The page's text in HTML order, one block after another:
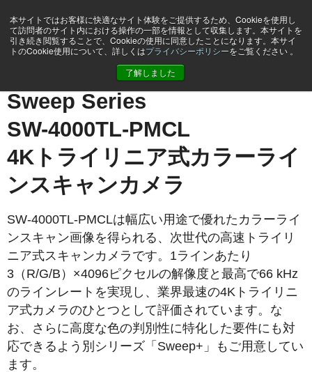
本サイトではお客様に快適なサイト体験をご提供するため、Cookieを使用し
て訪問者のサイト内における操作の一部を情報として収集します。本サイトを
引き続き閲覧することで、Cookieの使用に同意したことになります。本サイ
トのCookie使用について、詳しくはプライバシーポリシーをご覧ください 。
了解しました
Sweep Series
SW-4000TL-PMCL
4Kトライリニア式カラーライ
ンスキャンカメラ
SW-4000TL-PMCLは幅広い用途で優れたカラーライ
ンスキャン画像を得られる、次世代の高速トライリ
ニア式スキャンカメラです。1ラインあたり
3（R/G/B）×4096ピクセルの解像度と最高で66 kHz
のラインレートを実現し、業界最速の4Kトライリニ
ア式カメラのひとつとして評価されています。な
お、さらに高度な色の判別性に特化した要件にも対
応できるよう別シリーズ「Sweep+」もご用意してい
ます。